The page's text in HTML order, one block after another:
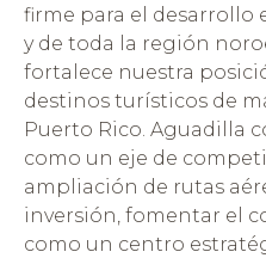
firme para el desarrollo
y de toda la región
fortalece nuestra
destinos turísticos de
Puerto Rico. Aguadilla
como un eje de
ampliación de rutas
inversión, fomentar el
como un centro